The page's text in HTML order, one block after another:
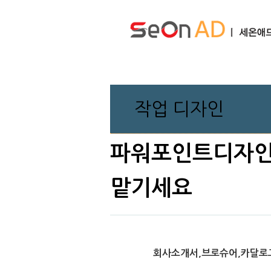
작업 디자인
파워포인트디자
맡기세요
회사소개서,브로슈어,카달